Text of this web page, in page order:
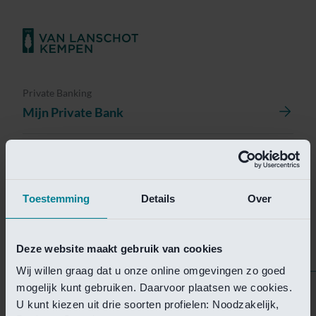
Toestemming Details Over
Deze website maakt gebruik van cookies
Wij willen graag dat u onze online omgevingen zo goed
mogelijk kunt gebruiken. Daarvoor plaatsen we cookies.
U kunt kiezen uit drie soorten profielen: Noodzakelijk,
Private Banking
Mijn Private Bank
Helaas is deze pagina